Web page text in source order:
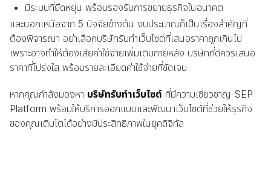
มีระบบที่ยืดหยุ่น พร้อมรองรับการขยายธุรกิจในอนาคต
และนอกเหนือจาก 5 ปัจจัยข้างต้น งบประมาณก็เป็นเรื่องสำคัญที่
ต้องพิจารณา อย่าเลือกบริษัทรับทำเว็บไซต์ที่เสนอราคาถูกเกินไป
เพราะอาจทำให้ต้องเสียค่าใช้จ่ายเพิ่มเติมภายหลัง บริษัทที่ดีควรเสนอ
ราคาที่โปร่งใส พร้อมรายละเอียดค่าใช้จ่ายที่ชัดเจน
หากคุณกำลังมองหา บริษัทรับทำเว็บไซต์ ที่มีความเชี่ยวชาญ SEP
Platform พร้อมให้บริการออกแบบและพัฒนาเว็บไซต์ที่ช่วยให้ธุรกิจ
ของคุณเติบโตได้อย่างมีประสิทธิภาพในยุคดิจิทัล